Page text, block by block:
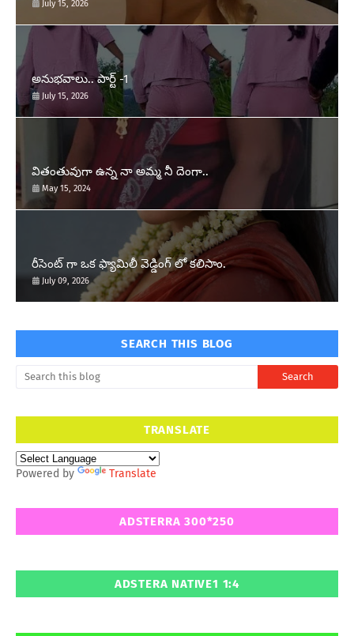
July 15, 2026
అనుభవాలు.. పార్ట్ -1
July 15, 2026
వితంతువుగా ఉన్న నా అమ్మ నీ దెంగా..
May 15, 2024
రీసెంట్ గా ఒక ఫ్యామిలీ వెడ్డింగ్ లో కలిసాం.
July 09, 2026
SEARCH THIS BLOG
TRANSLATE
Powered by Translate
ADSTERRA 300*250
ADSTERA NATIVE1 1:4